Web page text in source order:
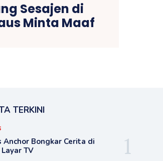
Sesajen di
Minta Maaf